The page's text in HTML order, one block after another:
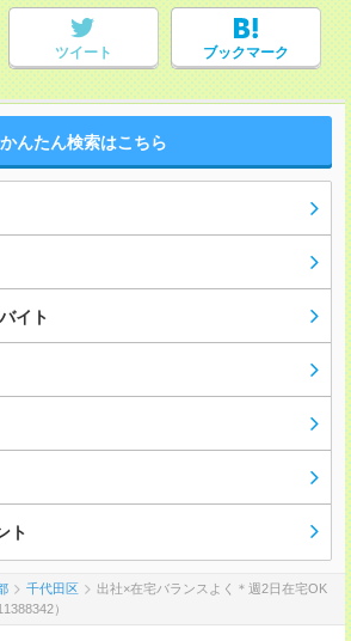
ツイート ブックマーク
かんたん検索はこちら
イト
ト
千代田区
出社×在宅バランスよく＊週2日在宅OK
）